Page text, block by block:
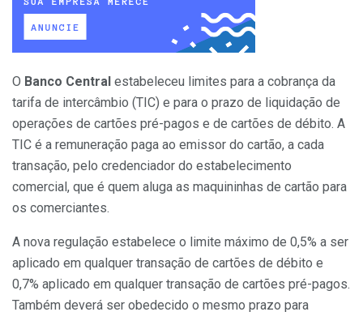
O Banco Central estabeleceu limites para a cobrança da
tarifa de intercâmbio (TIC) e para o prazo de liquidação de
operações de cartões pré-pagos e de cartões de débito. A
TIC é a remuneração paga ao emissor do cartão, a cada
transação, pelo credenciador do estabelecimento
comercial, que é quem aluga as maquininhas de cartão para
os comerciantes.
A nova regulação estabelece o limite máximo de 0,5% a ser
aplicado em qualquer transação de cartões de débito e
0,7% aplicado em qualquer transação de cartões pré-pagos.
Também deverá ser obedecido o mesmo prazo para